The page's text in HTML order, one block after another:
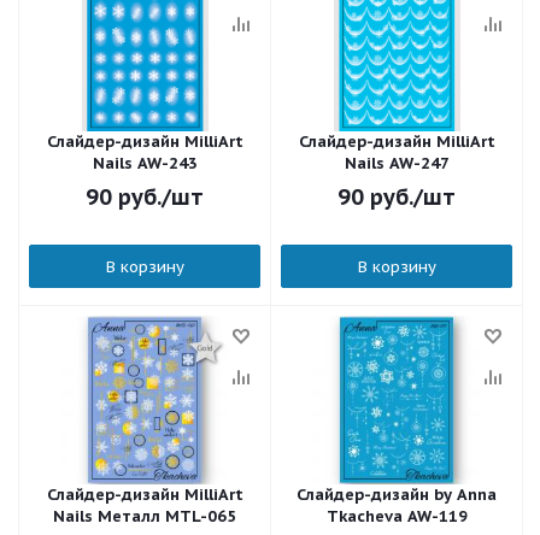
Слайдер-дизайн MilliArt
Nails AW-243
90 руб./шт
В корзину
Слайдер-дизайн MilliArt
Nails AW-247
90 руб./шт
В корзину
Слайдер-дизайн MilliArt
Nails Металл MTL-065
Слайдер-дизайн by Anna
Tkacheva AW-119